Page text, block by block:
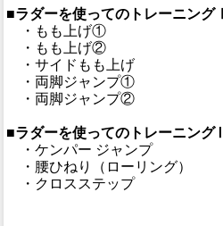
■ラダーを使ってのトレーニングⅠ
・もも上げ①
・もも上げ②
・サイドもも上げ
・両脚ジャンプ①
・両脚ジャンプ②
■ラダーを使ってのトレーニングⅡ
・ケンパー ジャンプ
・腰ひねり（ローリング）
・クロスステップ